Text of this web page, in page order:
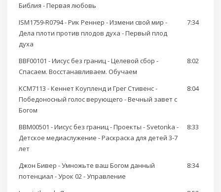
Библия - Первая любовь
ISM1759-R0794 - Рик Реннер - Измени свой мир -
Дела плоти против плодов духа - Первый плод
духа
7:34
BBF00101 - Иисус без границ - Целевой сбор -
Спасаем. Восстанавливаем. Обучаем
8:02
KCM7113 - Кеннет Коупленд и Грег Стивенс -
Победоносный голос верующего - Вечный завет с
Богом
8:04
BBM00501 - Иисус без границ - Проекты - Svetonka -
Детское медиаслужение - Раскраска для детей 3-7
лет
8:33
Джон Бивер - Умножьте ваш Богом данный
потенциал - Урок 02 - Управление
8:34